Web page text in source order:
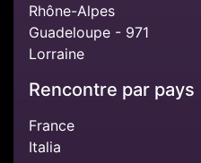
Rhône-Alpes
Guadeloupe - 971
Lorraine
Rencontre par pays
France
Italia